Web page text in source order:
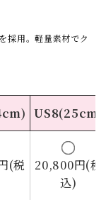
採用。軽量素材でク
US8(25cm)
(税
20,800円(税
込)